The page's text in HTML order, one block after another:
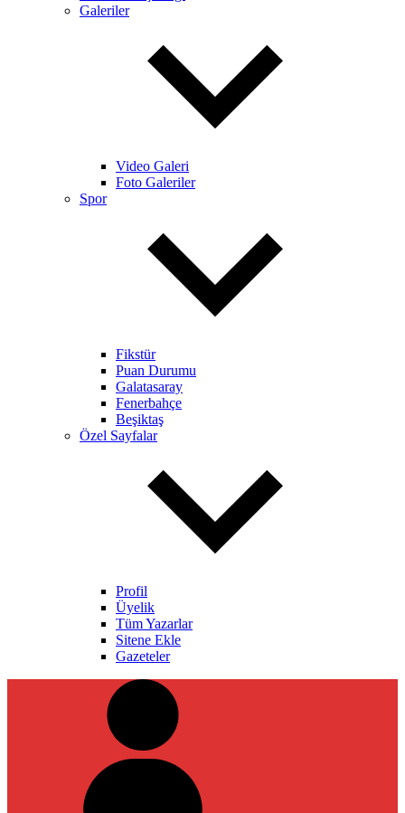
Galeriler
Video Galeri
Foto Galeriler
Spor
Fikstür
Puan Durumu
Galatasaray
Fenerbahçe
Beşiktaş
Özel Sayfalar
Profil
Üyelik
Tüm Yazarlar
Sitene Ekle
Gazeteler